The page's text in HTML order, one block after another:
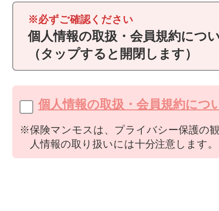
※必ずご確認ください
個人情報の取扱・会員規約につ
（タップすると開閉します）
個人情報の取扱・会員規約につ
※保険マンモスは、プライバシー保護の
人情報の取り扱いには十分注意します。